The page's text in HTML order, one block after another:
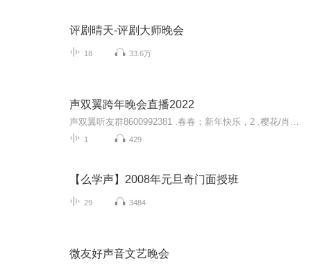
评剧晴天-评剧大师晚会
18 33.6万
声双翼跨年晚会直播2022
1 429
【么学声】2008年元旦奇门面授班
29 3484
微友好声音文艺晚会